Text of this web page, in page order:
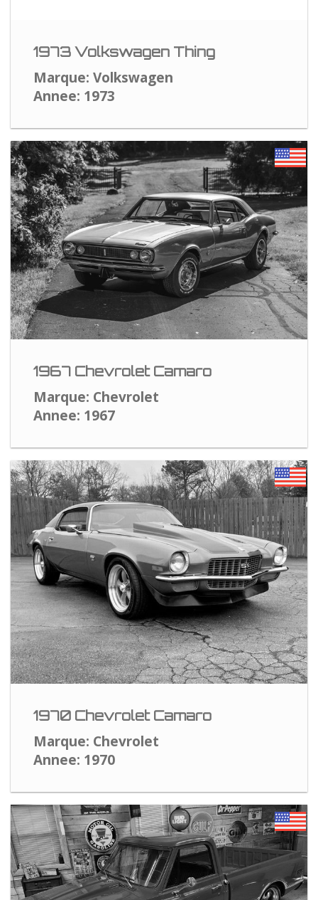
1973 Volkswagen Thing
Marque: Volkswagen
Annee: 1973
1967 Chevrolet Camaro
Marque: Chevrolet
Annee: 1967
1970 Chevrolet Camaro
Marque: Chevrolet
Annee: 1970